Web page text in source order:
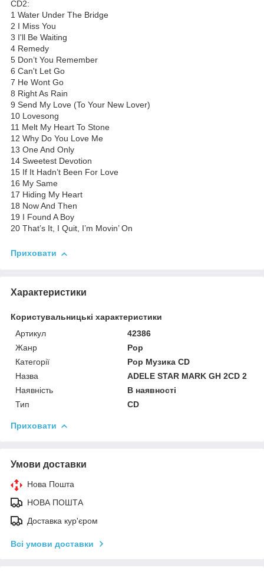
CD2:
1 Water Under The Bridge
2 I Miss You
3 I'll Be Waiting
4 Remedy
5 Don’t You Remember
6 Can't Let Go
7 He Wont Go
8 Right As Rain
9 Send My Love (To Your New Lover)
10 Lovesong
11 Melt My Heart To Stone
12 Why Do You Love Me
13 One And Only
14 Sweetest Devotion
15 If It Hadn’t Been For Love
16 My Same
17 Hiding My Heart
18 Now And Then
19 I Found A Boy
20 That’s It, I Quit, I’m Movin’ On
Приховати
Характеристики
Користувальницькі характеристики
Артикул
42386
Жанр
Pop
Категорії
Pop Музика CD
Назва
ADELE STAR MARK GH 2CD 2
Наявність
В наявності
Тип
CD
Приховати
Умови доставки
Нова Пошта
НОВА ПОШТА
Доставка кур'єром
Всі умови доставки